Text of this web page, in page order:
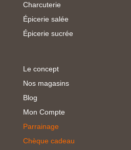
Charcuterie
Épicerie salée
Épicerie sucrée
Le concept
Nos magasins
Blog
Mon Compte
Parrainage
Chèque cadeau